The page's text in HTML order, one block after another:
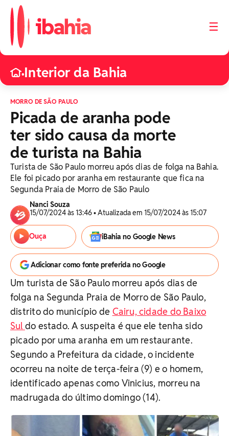
☰
•Interior da Bahia
MORRO DE SÃO PAULO
Picada de aranha pode
ter sido causa da morte
de turista na Bahia
Turista de São Paulo morreu após dias de folga na Bahia.
Ele foi picado por aranha em restaurante que fica na
Segunda Praia de Morro de São Paulo
Nanci Souza
15/07/2024 às 13:46 • Atualizada em 15/07/2024 às 15:07
Ouça iBahia no Google News
Adicionar como fonte preferida no Google
Um turista de São Paulo morreu após dias de
folga na Segunda Praia de Morro de São Paulo,
distrito do município de Cairu, cidade do Baixo
Sul do estado. A suspeita é que ele tenha sido
picado por uma aranha em um restaurante.
Segundo a Prefeitura da cidade, o incidente
ocorreu na noite de terça-feira (9) e o homem,
identificado apenas como Vinicius, morreu na
madrugada do último domingo (14).